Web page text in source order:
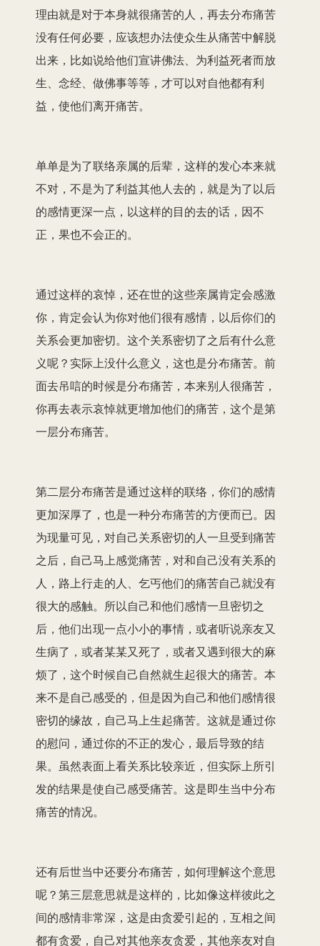
理由就是对于本身就很痛苦的人，再去分布痛苦
没有任何必要，应该想办法使众生从痛苦中解脱
出来，比如说给他们宣讲佛法、为利益死者而放
生、念经、做佛事等等，才可以对自他都有利
益，使他们离开痛苦。
单单是为了联络亲属的后辈，这样的发心本来就
不对，不是为了利益其他人去的，就是为了以后
的感情更深一点，以这样的目的去的话，因不
正，果也不会正的。
通过这样的哀悼，还在世的这些亲属肯定会感激
你，肯定会认为你对他们很有感情，以后你们的
关系会更加密切。这个关系密切了之后有什么意
义呢？实际上没什么意义，这也是分布痛苦。前
面去吊唁的时候是分布痛苦，本来别人很痛苦，
你再去表示哀悼就更增加他们的痛苦，这个是第
一层分布痛苦。
第二层分布痛苦是通过这样的联络，你们的感情
更加深厚了，也是一种分布痛苦的方便而已。因
为现量可见，对自己关系密切的人一旦受到痛苦
之后，自己马上感觉痛苦，对和自己没有关系的
人，路上行走的人、乞丐他们的痛苦自己就没有
很大的感触。所以自己和他们感情一旦密切之
后，他们出现一点小小的事情，或者听说亲友又
生病了，或者某某又死了，或者又遇到很大的麻
烦了，这个时候自己自然就生起很大的痛苦。本
来不是自己感受的，但是因为自己和他们感情很
密切的缘故，自己马上生起痛苦。这就是通过你
的慰问，通过你的不正的发心，最后导致的结
果。虽然表面上看关系比较亲近，但实际上所引
发的结果是使自己感受痛苦。这是即生当中分布
痛苦的情况。
还有后世当中还要分布痛苦，如何理解这个意思
呢？第三层意思就是这样的，比如像这样彼此之
间的感情非常深，这是由贪爱引起的，互相之间
都有贪爱，自己对其他亲友贪爱，其他亲友对自